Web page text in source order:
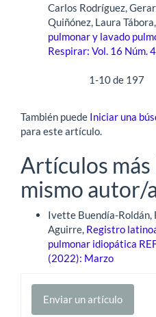
Carlos Rodríguez,
Quiñónez, Laura Tábora,
pulmonar y lavado
Respirar: Vol. 16 Núm.
1-10 de 197
También puede Iniciar una
para este artículo.
Artículos más
mismo autor/
Ivette Buendía-Roldán,
Aguirre, Registro
pulmonar idiopática
(2022): Marzo
Enviar
unEnviar un artículo